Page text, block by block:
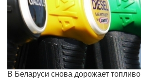
В Беларуси снова дорожает топливо